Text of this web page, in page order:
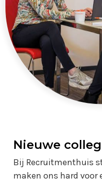
Nieuwe
Bij Recruitmenthuis
maken ons hard voor